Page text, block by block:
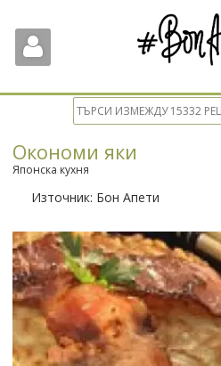
Окономи яки
Японска кухня
Източник: Бон Апети